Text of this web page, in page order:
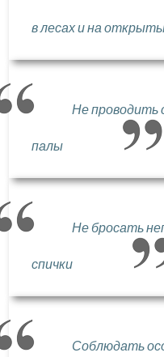
в лесах и на
Не проводить
палы
Не бросать
спички
Соблюдать